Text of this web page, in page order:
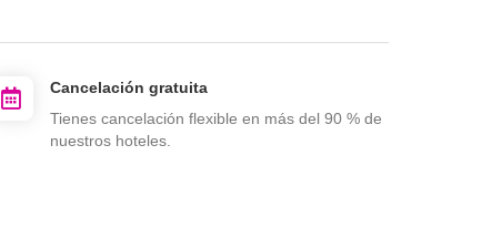
Cancelación gratuita
Tienes cancelación flexible en más del 90 % de
nuestros hoteles.